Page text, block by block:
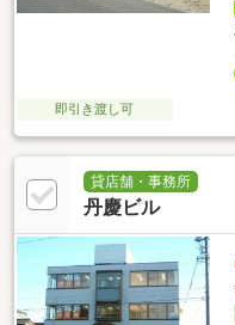
即引き渡し可
貸店舗・事務所
丹慶ビル